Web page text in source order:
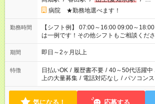
病院 ★勤務地選べます！
勤務時間
【シフト例】 07:00～16:00 09:00～18:00
は一例です！その他シフトもご相談くださ
期間 即日～2ヶ月以上
特徴 日払いOK / 履歴書不要 / 40～50代活躍中
上の大量募集 / 電話対応なし / パソコン
気になる！ 応募する